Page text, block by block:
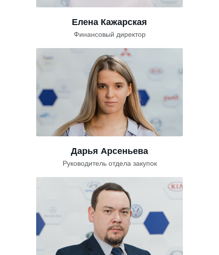
Елена Кажарская
Финансовый директор
Дарья Арсеньева
Руководитель отдела закупок